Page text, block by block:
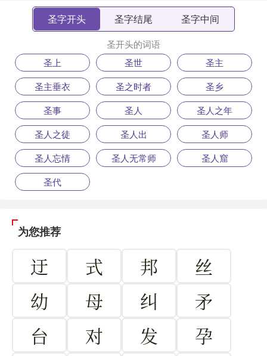
圣字开头 圣字结尾 圣字中间
圣开头的词语
圣上
圣世
圣主
圣主垂衣
圣之时者
圣乡
圣事
圣人
圣人之年
圣人之徒
圣人出
圣人师
圣人忘情
圣人无常师
圣人窟
圣代
为您推荐
迂 式 邦
丝
幼
母 纠
矛
台
对 发
孕